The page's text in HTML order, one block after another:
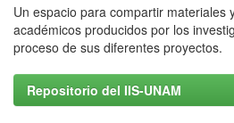
Un espacio para compartir materiales
académicos producidos por los
proceso de sus diferentes proyectos.
Repositorio del IIS-UNAM